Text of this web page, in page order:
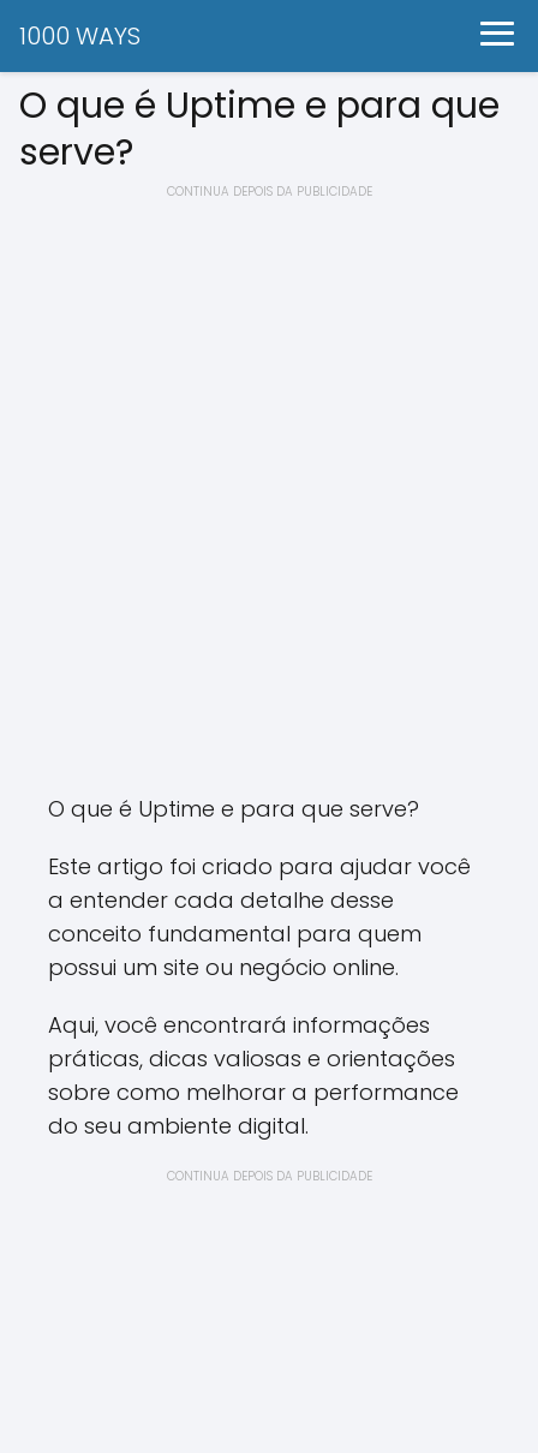
1000 WAYS
O que é Uptime e para que
serve?
CONTINUA DEPOIS DA PUBLICIDADE
O que é Uptime e para que serve?
Este artigo foi criado para ajudar você
a entender cada detalhe desse
conceito fundamental para quem
possui um site ou negócio online.
Aqui, você encontrará informações
práticas, dicas valiosas e orientações
sobre como melhorar a performance
do seu ambiente digital.
CONTINUA DEPOIS DA PUBLICIDADE